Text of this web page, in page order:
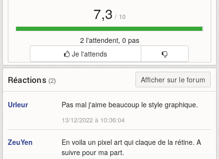
7,3 / 10
2 l'attendent, 0 pas
Je l'attends
Réactions (2) Afficher sur le forum
Urleur Pas mal j'aime beaucoup le style graphique.
13/12/2022 à 10:36:04
ZeuYen
En voila un pixel art qui claque de la rétine. A
suivre pour ma part.